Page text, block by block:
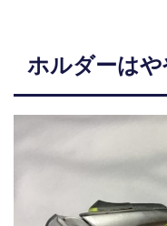
ホルダーは